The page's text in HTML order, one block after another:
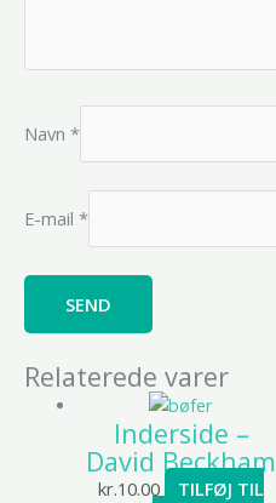
Navn *
E-mail *
Relaterede varer
Inderside –
David Beckham
kr.10.00
TILFØJ TIL